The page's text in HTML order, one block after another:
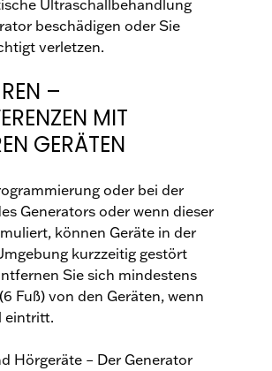
Ultraschallbehandlung
beschädigen oder Sie
verletzen.
–
MIT
GERÄTEN
oder bei der
Generators oder wenn dieser
können Geräte in der
kurzzeitig gestört
Sie sich mindestens
Fuß) von den Geräten, wenn
eintritt.
Hörgeräte – Der Generator